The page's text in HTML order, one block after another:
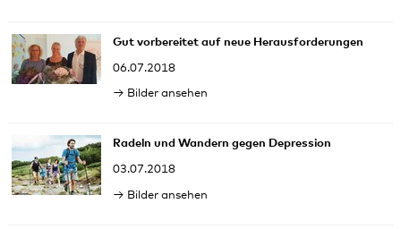
Gut vorbereitet auf neue Herausforderungen
06.07.2018
Bilder ansehen
Radeln und Wandern gegen Depression
03.07.2018
Bilder ansehen